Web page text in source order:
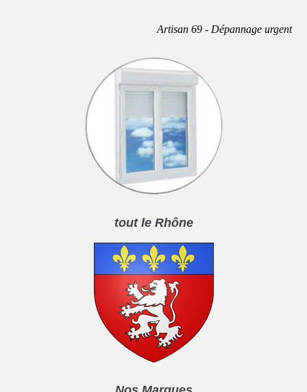
Artisan 69 - Dépannage urgent
tout le Rhône